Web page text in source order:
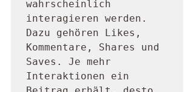
wahrscheinlich
interagieren werden.
Dazu gehören Likes,
Kommentare, Shares und
Saves. Je mehr
Interaktionen ein